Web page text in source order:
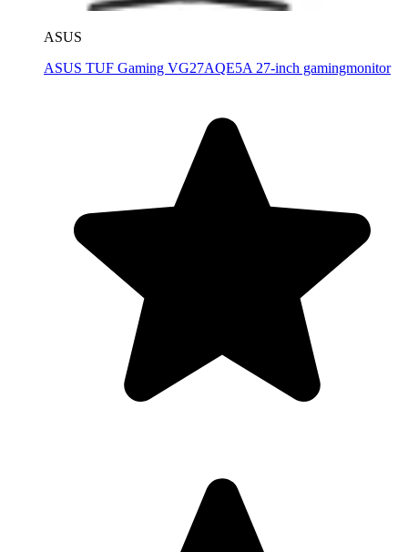
ASUS
ASUS TUF Gaming VG27AQE5A 27-inch gamingmonitor